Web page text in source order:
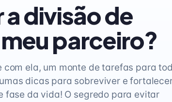
divisão de
parceiro?
ela, um monte de tarefas para
dicas para sobreviver e
fase da vida! O segredo para evitar